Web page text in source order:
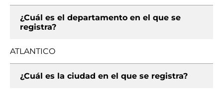
¿Cuál es el departamento en el que se
registra?
ATLANTICO
¿Cuál es la ciudad en el que se registra?